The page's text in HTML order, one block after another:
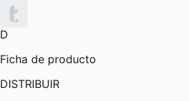
D
Ficha de producto
DISTRIBUIR